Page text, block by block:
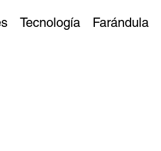
Tecnología Farándula